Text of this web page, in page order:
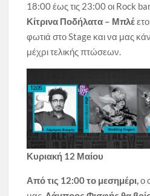
18:00 έως τις 23:00 οι Rock
Κίτρινα Ποδήλατα – Μπλέ
φωτιά στο Stage και να μας
μέχρι τελικής πτώσεων.
Κυριακή 12 Μαίου
Από τις 12:00 το μεσημέρι,ο